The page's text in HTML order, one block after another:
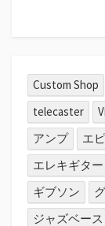
Custom Shop
telecaster
アンプ
エ
エレキギター
ギブソン
ジャズベース